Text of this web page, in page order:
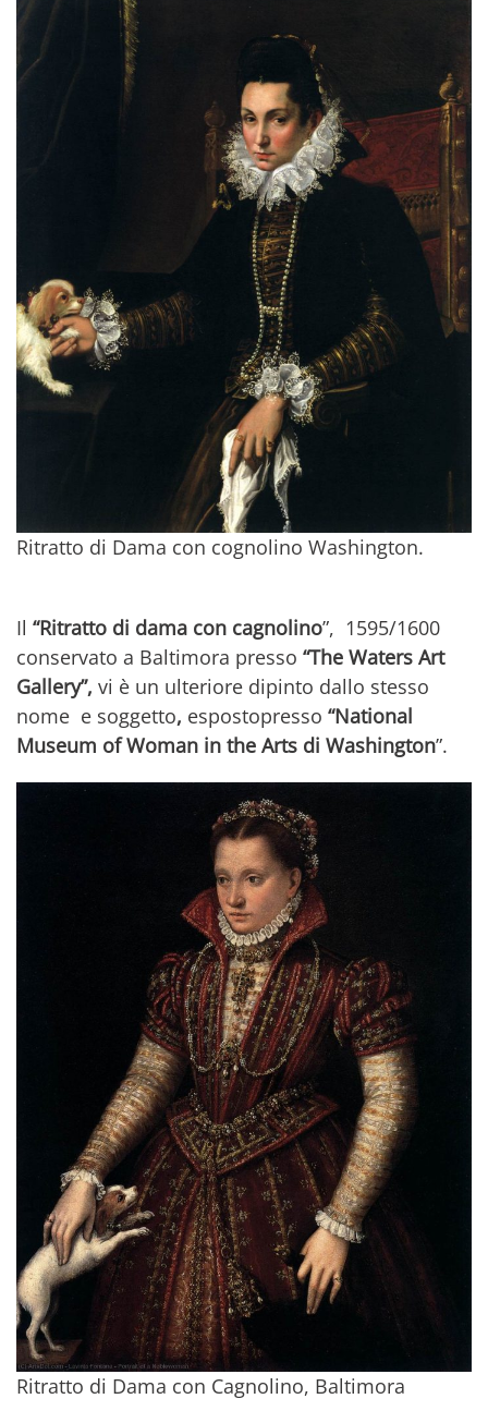
Ritratto di Dama con cognolino Washington.
Il “Ritratto di dama con cagnolino”, 1595/1600
conservato a Baltimora presso “The Waters Art
Gallery”, vi è un ulteriore dipinto dallo stesso
nome e soggetto, espostopresso “National
Museum of Woman in the Arts di Washington”.
Ritratto di Dama con Cagnolino, Baltimora